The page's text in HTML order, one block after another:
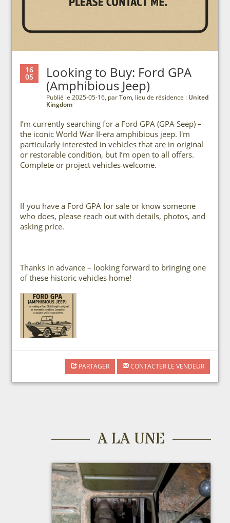
16
05 Looking to Buy: Ford GPA
(Amphibious Jeep)
Publié le 2025-05-16, parTom, lieu de résidence : United
Kingdom
I’m currently searching for a Ford GPA (GPA Seep) –
the iconic World War II-era amphibious jeep. I'm
particularly interested in vehicles that are in original
or restorable condition, but I’m open to all offers.
Complete or project vehicles welcome.
If you have a Ford GPA for sale or know someone
who does, please reach out with details, photos, and
asking price.
Thanks in advance – looking forward to bringing one
of these historic vehicles home!
PARTAGER CONTACTER LE VENDEUR
A LA UNE